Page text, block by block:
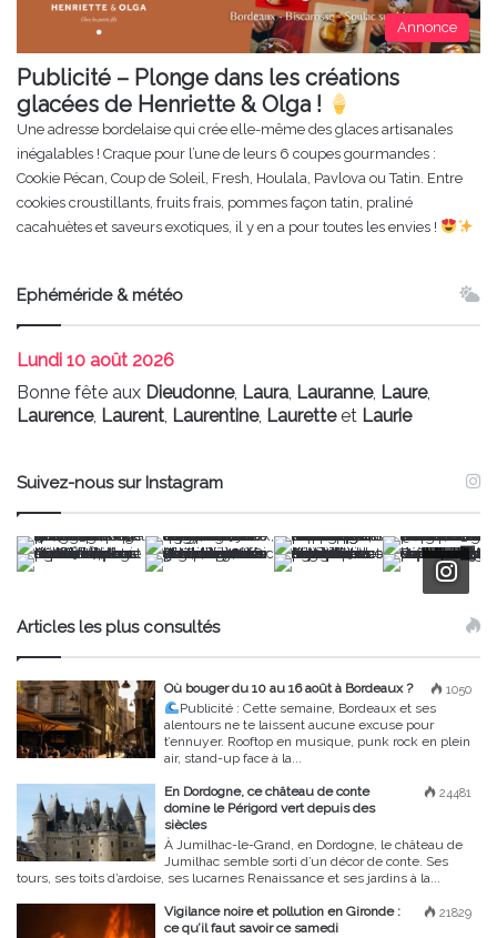
Annonce
Publicité – Plonge dans les créations
glacées de Henriette & Olga !
Une adresse bordelaise qui crée elle-même des glaces artisanales
inégalables ! Craque pour l’une de leurs 6 coupes gourmandes :
Cookie Pécan, Coup de Soleil, Fresh, Houlala, Pavlova ou Tatin. Entre
cookies croustillants, fruits frais, pommes façon tatin, praliné
cacahuètes et saveurs exotiques, il y en a pour toutes les envies !
Ephéméride & météo
Lundi 10 août 2026
Bonne fête aux Dieudonne, Laura Lauranne, Laure,
Laurence, Laurent Laurentine, Lauretteet Laurie
Suivez-nous sur Instagram
Articles les plus consultés
1050
Où bouger du 10 au 16 août à Bordeaux ?
Publicité :Cette semaine, Bordeaux et ses
alentours ne te laissent aucune excuse pour
t’ennuyer. Rooftop en musique, punk rock en plein
air, stand-up face à la...
24481
En Dordogne, ce château de conte
domine le Périgord vert depuis des
siècles
À Jumilhac-le-Grand, en Dordogne, le château de
Jumilhac semble sorti d’un décor de conte. Ses
tours, ses toits d’ardoise, ses lucarnes Renaissance et ses jardins à la...
21829
Vigilance noire et pollution en Gironde :
ce qu’il faut savoir ce samedi